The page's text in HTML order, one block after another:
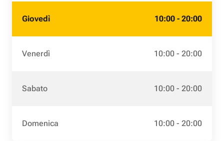
Giovedì 10:00 - 20:00
Venerdì 10:00 - 20:00
Sabato 10:00 - 20:00
Domenica 10:00 - 20:00